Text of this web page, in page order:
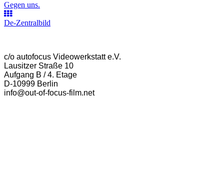
Gegen uns.
De-Zentralbild
c/o autofocus Videowerkstatt e.V.
Lausitzer Straße 10
Aufgang B / 4. Etage
D-10999 Berlin
info@out-of-focus-film.net